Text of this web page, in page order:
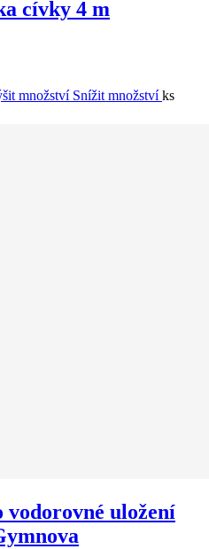
cívky 4 m
množství Snížit množstvíks
uložení